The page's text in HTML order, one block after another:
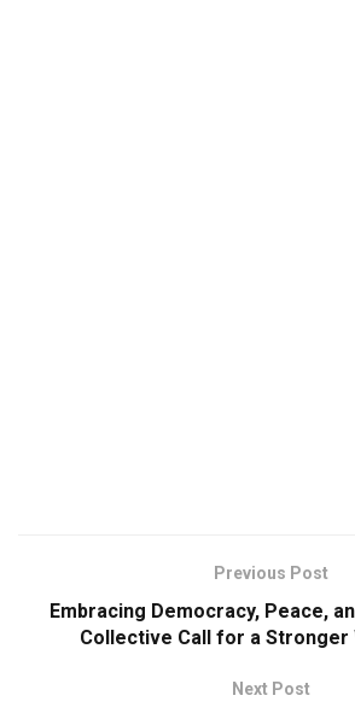
Previous Post
Embracing Democracy, Peace,
Collective Call for a Stronger
Next Post